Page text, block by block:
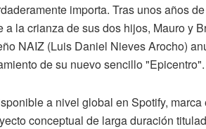
importa. Tras unos años
a la crianza de sus dos hijos, Mauro y
NAIZ (Luis Daniel Nieves Arocho)
de su nuevo sencillo "Epicentro".
a nivel global en Spotify,
conceptual de larga duración